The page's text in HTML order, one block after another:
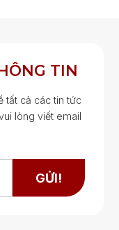
TIN
tất cả các tin tức
lòng viết email
GỬI!